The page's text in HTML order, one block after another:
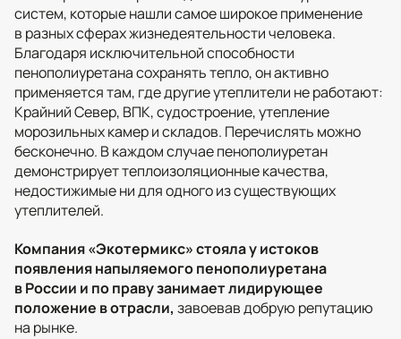
систем, которые нашли самое широкое применение
в разных сферах жизнедеятельности человека.
Благодаря исключительной способности
пенополиуретана сохранять тепло, он активно
применяется там, где другие утеплители не работают:
Крайний Север, ВПК, судостроение, утепление
морозильных камер и складов. Перечислять можно
бесконечно. В каждом случае пенополиуретан
демонстрирует теплоизоляционные качества,
недостижимые ни для одного из существующих
утеплителей.
Компания «Экотермикс» стояла у истоков
появления напыляемого пенополиуретана
в России и по праву занимает лидирующее
положение в отрасли, завоевав добрую репутацию
на рынке.